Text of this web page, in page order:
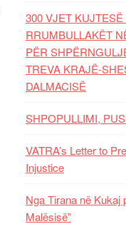
300 VJET
RRUMBULLAKËT
PËR
TREVA KRAJË-
DALMACISË
SHPOPULLIMI,
VATRA’s Letter to
Injustice
Nga Tirana në Kukaj
Malësisë”